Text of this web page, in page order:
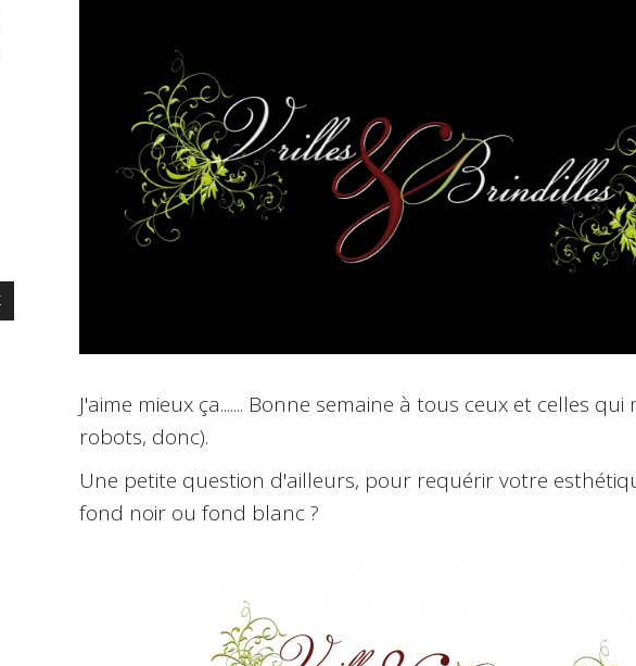
J'aime mieux ça....... Bonne semaine à tous ceux et celles
robots, donc).
Une petite question d'ailleurs, pour requérir votre
fond noir ou fond blanc ?